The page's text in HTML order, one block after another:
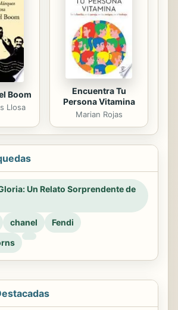
Boom
Llosa
Encuentra Tu
Persona Vitamina
Marian Rojas
Un Relato Sorprendente de
chanel
Fendi